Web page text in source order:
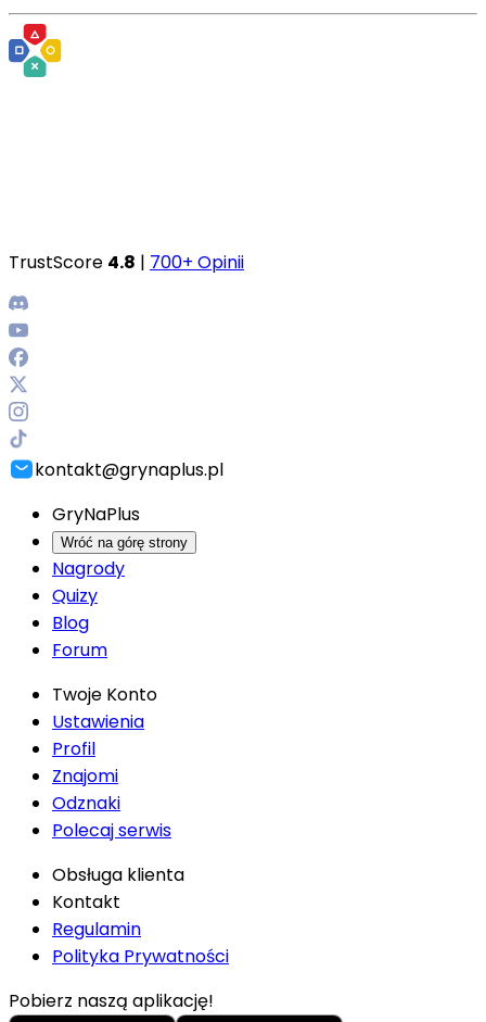
TrustScore 4.8 | 700+ Opinii
kontakt@grynaplus.pl
GryNaPlus
Wróć na górę strony
Nagrody
Quizy
Blog
Forum
Twoje Konto
Ustawienia
Profil
Znajomi
Odznaki
Polecaj serwis
Obsługa klienta
Kontakt
Regulamin
Polityka Prywatności
Pobierz naszą aplikację!